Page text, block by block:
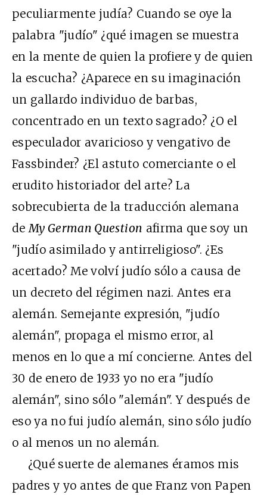
peculiarmente judía? Cuando se oye la
palabra "judío" ¿qué imagen se muestra
en la mente de quien la profiere y de quien
la escucha? ¿Aparece en su imaginación
un gallardo individuo de barbas,
concentrado en un texto sagrado? ¿O el
especulador avaricioso y vengativo de
Fassbinder? ¿El astuto comerciante o el
erudito historiador del arte? La
sobrecubierta de la traducción alemana
deMy German Question afirma que soy un
"judío asimilado y antirreligioso". ¿Es
acertado? Me volví judío sólo a causa de
un decreto del régimen nazi. Antes era
alemán. Semejante expresión, "judío
alemán", propaga el mismo error, al
menos en lo que a mí concierne. Antes del
30 de enero de 1933 yo no era "judío
alemán", sino sólo "alemán". Y después de
eso ya no fui judío alemán, sino sólo judío
o al menos un no alemán.
¿Qué suerte de alemanes éramos mis
padres y yo antes de que Franz von Papen